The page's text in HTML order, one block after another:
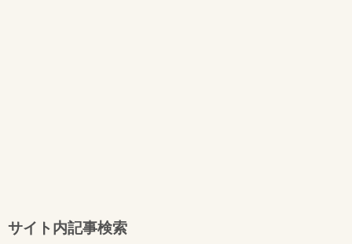
サイト内記事検索